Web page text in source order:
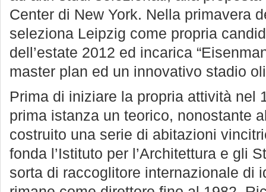
Center di New York. Nella primavera
seleziona Leipzig come propria
dell’estate 2012 ed incarica
master plan ed un innovativo stadio
Prima di iniziare la propria attività nel
prima istanza un teorico, nonostante
costruito una serie di abitazioni
fonda l’Istituto per l’Architettura e gli
sorta di raccoglitore internazionale di